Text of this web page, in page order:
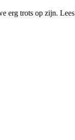
erg trots op zijn. Lees